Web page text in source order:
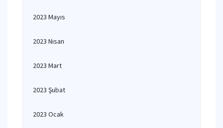
2023 Mayıs
2023 Nisan
2023 Mart
2023 Şubat
2023 Ocak